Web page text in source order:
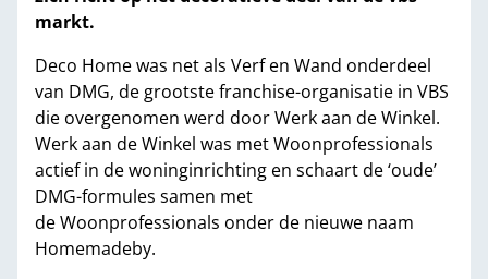
markt.
Deco Home was net als Verf en Wand onderdeel
van DMG, de grootste franchise-organisatie in VBS
die overgenomen werd door Werk aan de Winkel.
Werk aan de Winkel was met Woonprofessionals
actief in de woninginrichting en schaart de ‘oude’
DMG-formules samen met
de Woonprofessionals onder de nieuwe naam
Homemadeby.